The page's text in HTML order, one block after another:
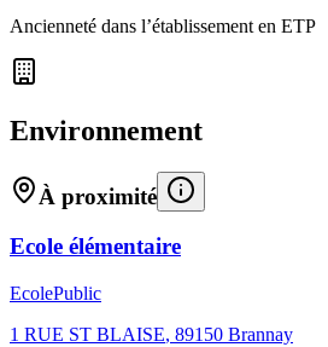
Ancienneté dans l’établissement en ETP
Environnement
À proximité
Ecole élémentaire
EcolePublic
1 RUE ST BLAISE, 89150 Brannay